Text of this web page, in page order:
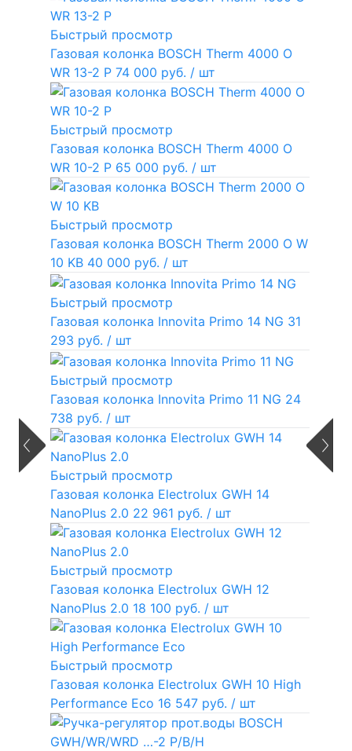
Быстрый просмотр
Газовая колонка BOSCH Therm 4000 O
WR 13-2 P 74 000 руб. / шт
Быстрый просмотр
Газовая колонка BOSCH Therm 4000 O
WR 10-2 P 65 000 руб. / шт
Быстрый просмотр
Газовая колонка BOSCH Therm 2000 O W
10 KB 40 000 руб. / шт
Быстрый просмотр
Газовая колонка Innovita Primo 14 NG 31
293 руб. / шт
Быстрый просмотр
Газовая колонка Innovita Primo 11 NG 24
738 руб. / шт
Быстрый просмотр
Газовая колонка Electrolux GWH 14
NanoPlus 2.0 22 961 руб. / шт
Быстрый просмотр
Газовая колонка Electrolux GWH 12
NanoPlus 2.0 18 100 руб. / шт
Быстрый просмотр
Газовая колонка Electrolux GWH 10 High
Performance Eco 16 547 руб. / шт